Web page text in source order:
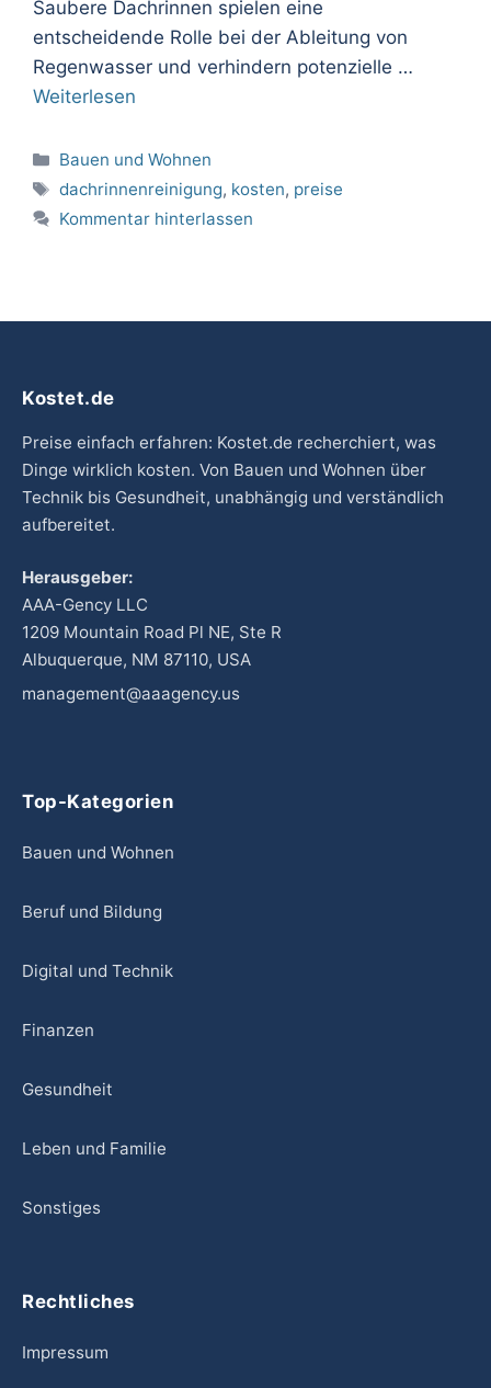
Saubere Dachrinnen spielen eine
entscheidende Rolle bei der Ableitung von
Regenwasser und verhindern potenzielle …
Weiterlesen
Kategorien
Bauen und Wohnen
Schlagwörter
dachrinnenreinigung, kosten, preise
Kommentar hinterlassen
Kostet.de
Preise einfach erfahren: Kostet.de recherchiert, was
Dinge wirklich kosten. Von Bauen und Wohnen über
Technik bis Gesundheit, unabhängig und verständlich
aufbereitet.
Herausgeber:
AAA-Gency LLC
1209 Mountain Road Pl NE, Ste R
Albuquerque, NM 87110, USA
management@aaagency.us
Top-Kategorien
Bauen und Wohnen
Beruf und Bildung
Digital und Technik
Finanzen
Gesundheit
Leben und Familie
Sonstiges
Rechtliches
Impressum